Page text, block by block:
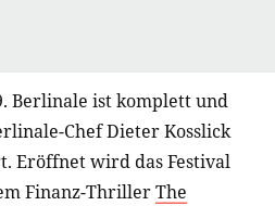
Berlinale ist komplett und
Chef Dieter Kosslick
Eröffnet wird das Festival
Finanz-ThrillerThe